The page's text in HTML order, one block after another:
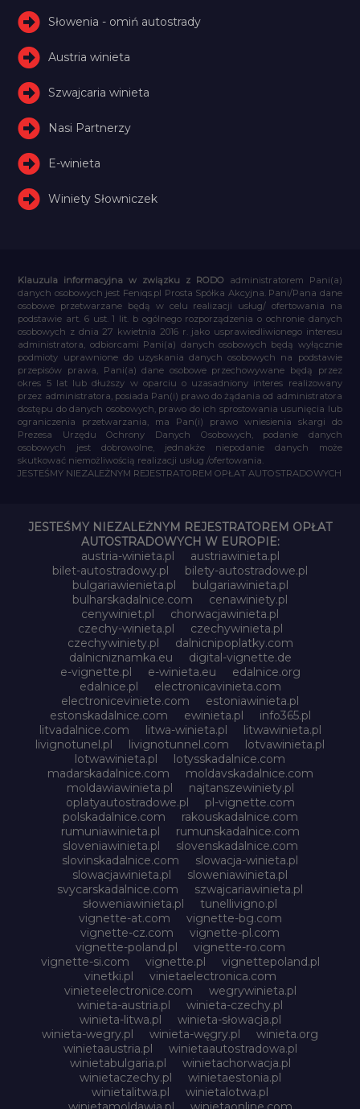
Słowenia - omiń autostrady
Austria winieta
Szwajcaria winieta
Nasi Partnerzy
E-winieta
Winiety Słowniczek
Klauzula informacyjna w związku z RODO administratorem Pani(a)
danych osobowych jest Feniqs.pl Prosta Spółka Akcyjna. Pani/Pana dane
osobowe przetwarzane będą w celu realizacji usług/ ofertowania na
podstawie art. 6 ust. 1 lit. b ogólnego rozporządzenia o ochronie danych
osobowych z dnia 27 kwietnia 2016 r. jako usprawiedliwionego interesu
administratora, odbiorcami Pani(a) danych osobowych będą wyłącznie
podmioty uprawnione do uzyskania danych osobowych na podstawie
przepisów prawa, Pani(a) dane osobowe przechowywane będą przez
okres 5 lat lub dłuższy w oparciu o uzasadniony interes realizowany
przez administratora, posiada Pan(i) prawo do żądania od administratora
dostępu do danych osobowych, prawo do ich sprostowania usunięcia lub
ograniczenia przetwarzania, ma Pan(i) prawo wniesienia skargi do
Prezesa Urzędu Ochrony Danych Osobowych, podanie danych
osobowych jest dobrowolne, jednakże niepodanie danych może
skutkować niemożliwością realizacji usług /ofertowania.
JESTEŚMY NIEZALEŻNYM REJESTRATOREM OPŁAT AUTOSTRADOWYCH
JESTEŚMY NIEZALEŻNYM REJESTRATOREM OPŁAT
AUTOSTRADOWYCH W EUROPIE:
austria-winieta.pl
austriawinieta.pl
bilet-autostradowy.pl
bilety-autostradowe.pl
bulgariawienieta.pl
bulgariawinieta.pl
bulharskadalnice.com
cenawiniety.pl
cenywiniet.pl
chorwacjawinieta.pl
czechy-winieta.pl
czechywinieta.pl
czechywiniety.pl
dalnicnipoplatky.com
dalnicniznamka.eu
digital-vignette.de
e-vignette.pl
e-winieta.eu
edalnice.org
edalnice.pl
electronicavinieta.com
electroniceviniete.com
estoniawinieta.pl
estonskadalnice.com
ewinieta.pl
info365.pl
litvadalnice.com
litwa-winieta.pl
litwawinieta.pl
livignotunel.pl
livignotunnel.com
lotvawinieta.pl
lotwawinieta.pl
lotysskadalnice.com
madarskadalnice.com
moldavskadalnice.com
moldawiawinieta.pl
najtanszewiniety.pl
oplatyautostradowe.pl
pl-vignette.com
polskadalnice.com
rakouskadalnice.com
rumuniawinieta.pl
rumunskadalnice.com
sloveniawinieta.pl
slovenskadalnice.com
slovinskadalnice.com
slowacja-winieta.pl
slowacjawinieta.pl
sloweniawinieta.pl
svycarskadalnice.com
szwajcariawinieta.pl
słoweniawinieta.pl
tunellivigno.pl
vignette-at.com
vignette-bg.com
vignette-cz.com
vignette-pl.com
vignette-poland.pl
vignette-ro.com
vignette-si.com
vignette.pl
vignettepoland.pl
vinetki.pl
vinietaelectronica.com
vinieteelectronice.com
wegrywinieta.pl
winieta-austria.pl
winieta-czechy.pl
winieta-litwa.pl
winieta-słowacja.pl
winieta-wegry.pl
winieta-węgry.pl
winieta.org
winietaaustria.pl
winietaautostradowa.pl
winietabulgaria.pl
winietachorwacja.pl
winietaczechy.pl
winietaestonia.pl
winietalitwa.pl
winietalotwa.pl